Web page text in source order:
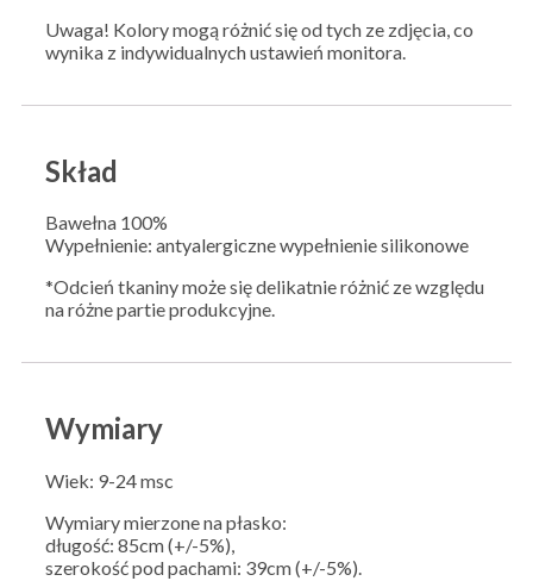
Uwaga! Kolory mogą różnić się od tych ze zdjęcia, co
wynika z indywidualnych ustawień monitora.
Skład
Bawełna 100%
Wypełnienie: antyalergiczne wypełnienie silikonowe
*Odcień tkaniny może się delikatnie różnić ze względu
na różne partie produkcyjne.
Wymiary
Wiek: 9-24 msc
Wymiary mierzone na płasko:
długość: 85cm (+/-5%),
szerokość pod pachami: 39cm (+/-5%).